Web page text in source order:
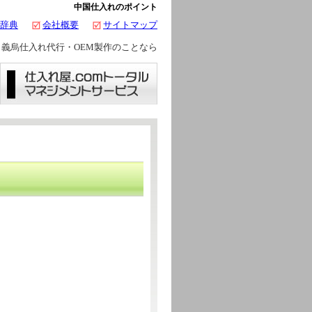
中国仕入れのポイント
サイトマップ
会社概要
典
烏仕入れ代行・OEM製作のことなら